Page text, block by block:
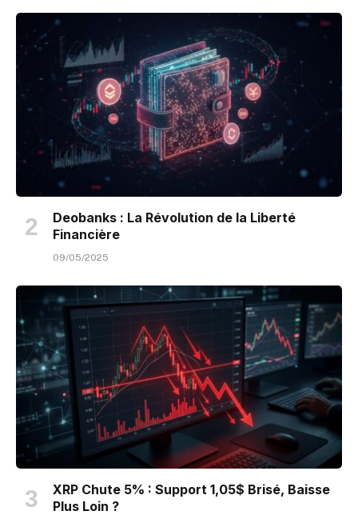
Deobanks : La Révolution de la Liberté
Financière
09/05/2025
XRP Chute 5% : Support 1,05$ Brisé, Baisse
Plus Loin ?